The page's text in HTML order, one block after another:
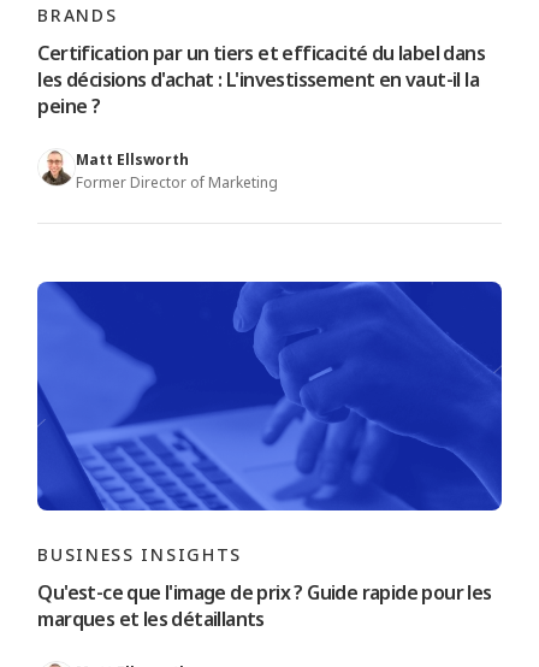
BRANDS
Certification par un tiers et efficacité du label dans
les décisions d'achat : L'investissement en vaut-il la
peine ?
Matt Ellsworth
Former Director of Marketing
BUSINESS INSIGHTS
Qu'est-ce que l'image de prix ? Guide rapide pour les
marques et les détaillants